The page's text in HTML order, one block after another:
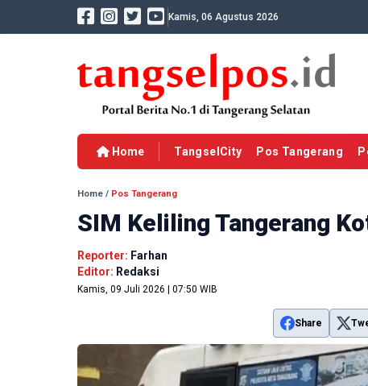
Kamis, 06 Agustus 2026
Home TangselCity Pos Tangerang
Home / Pos Tangerang
SIM Keliling Tangerang
Reporter: Farhan
Editor: Redaksi
Kamis, 09 Juli 2026 | 07:50 WIB
Share